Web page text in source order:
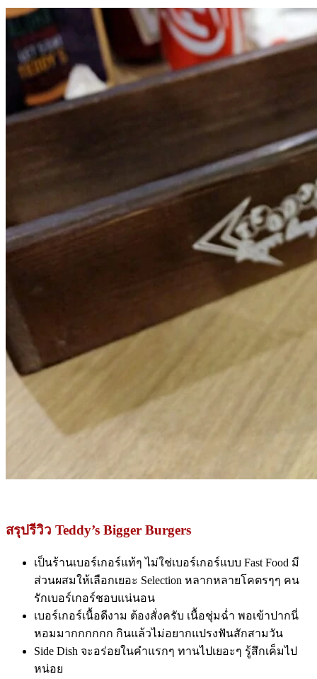
สรุปรีวิว Teddy’s Bigger Burgers
เป็นร้านเบอร์เกอร์แท้ๆ ไม่ใช่เบอร์เกอร์แบบ Fast Food มี
ส่วนผสมให้เลือกเยอะ Selection หลากหลายโคตรๆๆ คน
รักเบอร์เกอร์ชอบแน่นอน
เบอร์เกอร์เนื้อดีงาม ต้องสั่งครับ เนื้อชุ่มฉ่ำ พอเข้าปากนี่
หอมมากกกกกก กินแล้วไม่อยากแปรงฟันสักสามวัน
Side Dish จะอร่อยในคำแรกๆ ทานไปเยอะๆ รู้สึกเค็มไป
หน่อย